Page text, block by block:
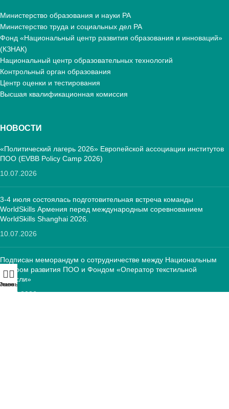
Министерство образования и науки РА
Министерство труда и социальных дел РА
Фонд «Национальный центр развития образования и инноваций»
(КЗНАК)
Национальный центр образовательных технологий
Контрольный орган образования
Центр оценки и тестирования
Высшая квалификационная комиссия
НОВОСТИ
«Политический лагерь 2026» Европейской ассоциации институтов
ПОО (EVBB Policy Camp 2026)
10.07.2026
3-4 июля состоялась подготовительная встреча команды
WorldSkills Армения перед международным соревнованием
WorldSkills Shanghai 2026.
10.07.2026
Подписан меморандум о сотрудничестве между Национальным
центром развития ПОО и Фондом «Оператор текстильной
отрасли»
12.05.2026